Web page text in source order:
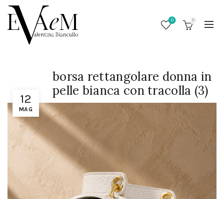
0 0
12
MAG
borsa rettangolare donna in
pelle bianca con tracolla (3)